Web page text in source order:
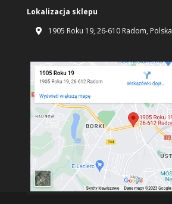
Lokalizacja sklepu
 1905 Roku 19, 26-610 Radom, Polska